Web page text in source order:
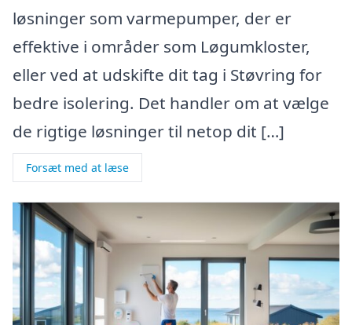
løsninger som varmepumper, der er
effektive i områder som Løgumkloster,
eller ved at udskifte dit tag i Støvring for
bedre isolering. Det handler om at vælge
de rigtige løsninger til netop dit […]
Forsæt med at læse